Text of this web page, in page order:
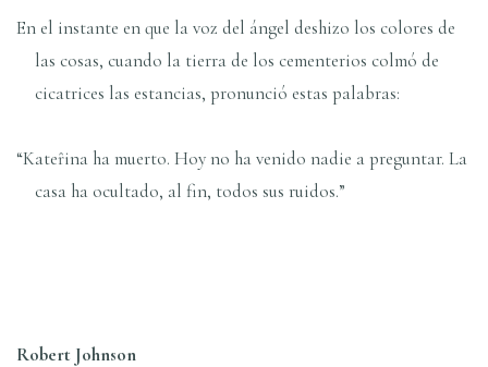
En el instante en que la voz del ángel deshizo los colores de
las cosas, cuando la tierra de los cementerios colmó de
cicatrices las estancias, pronunció estas palabras:
“Kateȓina ha muerto. Hoy no ha venido nadie a preguntar. La
casa ha ocultado, al fin, todos sus ruidos.”
Robert Johnson